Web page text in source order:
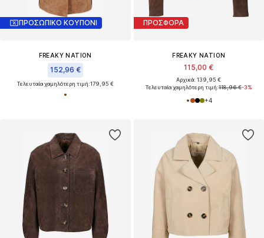
ΠΡΟΣΩΠΙΚΟ ΚΟΥΠΟΝΙ
FREAKY NATION
152,96 €
Τελευταία χαμηλότερη τιμή:179,95 €
ΠΡΟΣΦΟΡΑ
FREAKY NATION
115,00 €
Αρχικά: 139,95 €
Τελευταία χαμηλότερη τιμή:118,96 €-3%
+4